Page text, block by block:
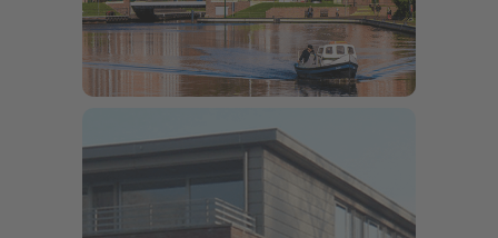
Mehr erfahren
Ev. luth.
Kirchenamt